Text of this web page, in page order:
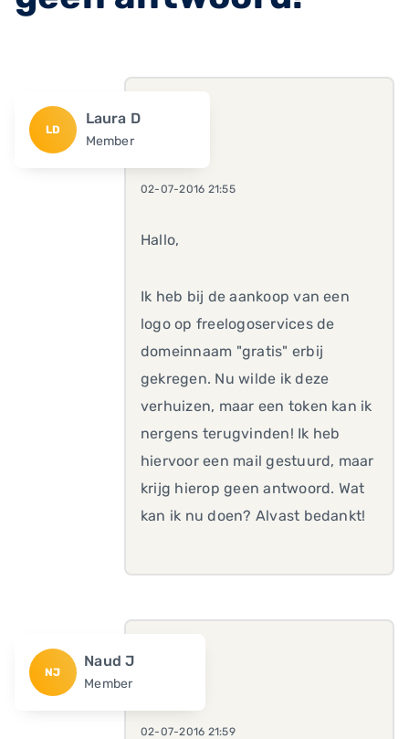
LD
Laura D
Member
02-07-2016 21:55
Hallo,
Ik heb bij de aankoop van een
logo op freelogoservices de
domeinnaam "gratis" erbij
gekregen. Nu wilde ik deze
verhuizen, maar een token kan ik
nergens terugvinden! Ik heb
hiervoor een mail gestuurd, maar
krijg hierop geen antwoord. Wat
kan ik nu doen? Alvast bedankt!
NJ
Naud J
Member
02-07-2016 21:59